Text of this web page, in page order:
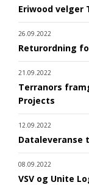
Eriwood velger
26.09.2022
Returordning
21.09.2022
Terranors
Projects
12.09.2022
Dataleveranse
08.09.2022
VSV og Unite